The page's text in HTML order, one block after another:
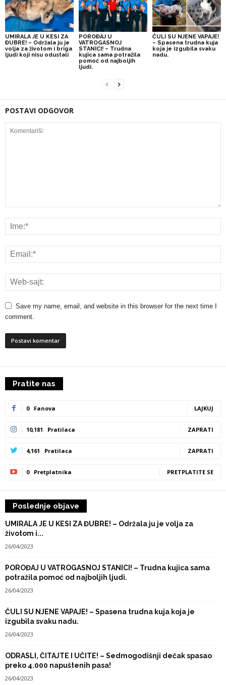
UMIRALA JE U KESI ZA
ĐUBRE! – Održala ju je
volja za životom i briga
ljudi koji nisu odustali
POROĐAJ U
VATROGASNOJ
STANICI! – Trudna
kujica sama potražila
pomoć od najboljih
ljudi.
ČULI SU NJENE VAPAJE!
– Spasena trudna kuja
koja je izgubila svaku
nadu.
POSTAVI ODGOVOR
Save my name, email, and website in this browser for the next time I
comment.
Pratite nas
0 Fanova LAJKUJ
10,181 Pratilaca ZAPRATI
4,161 Pratilaca ZAPRATI
0 Pretplatnika PRETPLATITE SE
Poslednje objave
UMIRALA JE U KESI ZA ĐUBRE! – Održala ju je volja za
životom i...
26/04/2023
POROĐAJ U VATROGASNOJ STANICI! – Trudna kujica sama
potražila pomoć od najboljih ljudi.
26/04/2023
ČULI SU NJENE VAPAJE! – Spasena trudna kuja koja je
izgubila svaku nadu.
26/04/2023
ODRASLI, ČITAJTE I UČITE! – Sedmogodišnji dečak spasao
preko 4.000 napuštenih pasa!
26/04/2023